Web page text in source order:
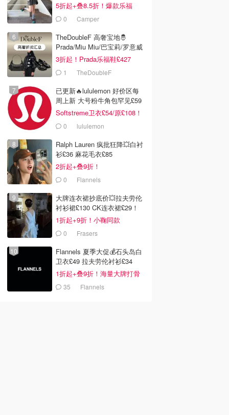
5折起+叠8.5折！爆款乐福
£68！
0 Camper
TheDoubleF 高奢宝地🤴
Prada/Miu Miu/巴宝莉/罗意威
3折起！Prada乐福鞋£427
1 TheDoubleF
已更新🔥lululemon 好价区每
周上新 大号粉牛角包罕见£59
Softstreme卫衣£54/原£108！
0 lululemon
Ralph Lauren 疯批狂降💥白衬
衫£36 麻花毛衣£85
2折起+叠9折！
0 Flannels
大牌连衣裙抄底价💥拉夫劳伦
衬衫裙£130 CK连衣裙£29！
1折起+9折！小鞠同款
Ganni£88
0 Frasers
Flannels 夏季大促💰石头岛白
卫衣£49 拉夫劳伦衬衫£34
1折起+叠9折！海量大牌打骨
折！
35 Flannels